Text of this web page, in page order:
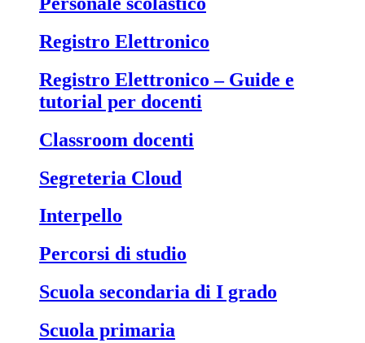
Registro Elettronico
Registro Elettronico – Guide e
tutorial per docenti
Classroom docenti
Segreteria Cloud
Interpello
Percorsi di studio
Scuola secondaria di I grado
Scuola primaria